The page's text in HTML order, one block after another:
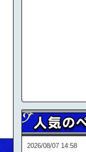
2026/08/07 14:58